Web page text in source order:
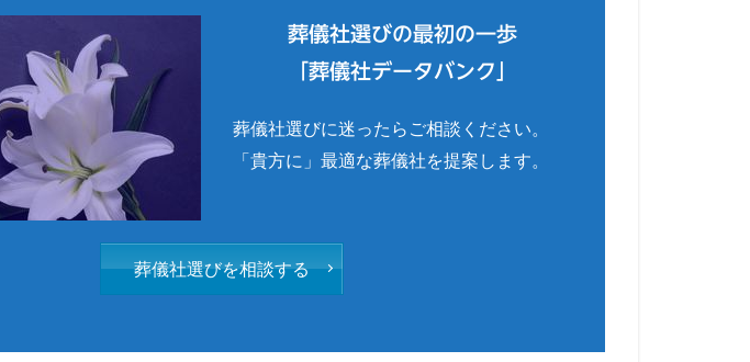
葬儀社選びの最初の一歩
「葬儀社データバンク」
葬儀社選びに迷ったらご相談ください。
「貴方に」最適な葬儀社を提案します。
葬儀社選びを相談する